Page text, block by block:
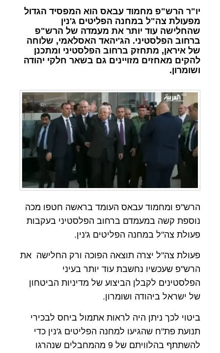
יו"ר הרש"פ מחמוד עבאס הוא המפסיד הגדול
מפעולת צה"ל במחנה הפליטים ג'נין
שהחלישה עוד יותר את מעמדה של הרש"פ
ברחוב הפלסטיני. הג'יהאד האסלאמי, שלוחה
של איראן, מתחזק ברחוב הפלסטיני ומתכנן
להקים מאחזים מזויינים גם בשאר חלקי יהודה
ושומרון.
הרש"פ ומחמוד עבאס העומד בראשה חטפו מכה
נוספת קשה במעמדם ברחוב הפלסטיני בעקבות
פעולת צה"ל במחנה הפליטים ג'נין.
פעולת צה"ל יצרה תוצאה הפוכה ורק החלישה את
הרש"פ שעכשיו נחשבת עוד יותר בעיני
הפלסטינים לקבלן הביצוע של מדיניות הביטחון
של ישראל ביהודה ושומרון.
ביטוי לכך ניתן היה לראות אתמול ביחס לבכירי
תנועת פת"ח שהגיעו למחנה הפליטים ג'נין כדי
להשתתף בהלוויתם של 9 מהמחבלים שנהרגו